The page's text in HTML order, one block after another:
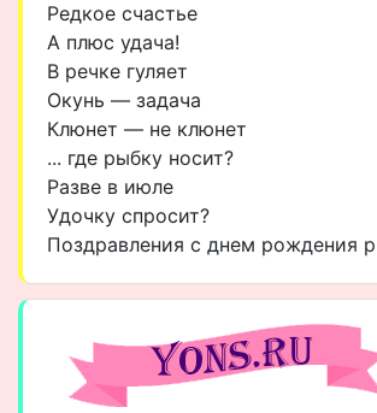
Редкое счастье
А плюс удача!
В речке гуляет
Окунь — задача
Клюнет — не клюнет
... где рыбку носит?
Разве в июле
Удочку спросит?
Поздравления с днем рождения